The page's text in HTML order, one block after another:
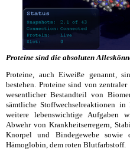
Proteine sind die absoluten
Proteine, auch Eiweiße genannt,
bestehen. Proteine sind von
wesentlicher Bestandteil von
sämtliche Stoffwechselreaktionen in
weitere lebenswichtige Aufgaben
Abwehr von Krankheitserregern,
Knorpel und Bindegewebe sowie
Hämoglobin, dem roten Blutfarbstoff.